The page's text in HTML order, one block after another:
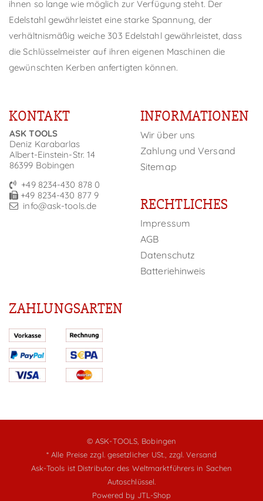
ihnen so lange wie möglich zur Verfügung steht. Der
Edelstahl gewährleistet eine starke Spannung, der
verhältnismäßig weiche 303 Edelstahl gewährleistet, dass
die Schlüsselmeister auf ihren eigenen Maschinen die
gewünschten Kerben anfertigten können.
KONTAKT
ASK TOOLS
Deniz Karabarlas
Albert-Einstein-Str. 14
86399 Bobingen
+49 8234-430 878 0
+49 8234-430 877 9
info@ask-tools.de
INFORMATIONEN
Wir über uns
Zahlung und Versand
Sitemap
RECHTLICHES
Impressum
AGB
Datenschutz
Batteriehinweis
ZAHLUNGSARTEN
© ASK-TOOLS, Bobingen
* Alle Preise zzgl. gesetzlicher USt., zzgl. Versand
Ask-Tools ist Distributor des Weltmarktführers in Sachen
Autoschlüssel.
Powered by JTL-Shop